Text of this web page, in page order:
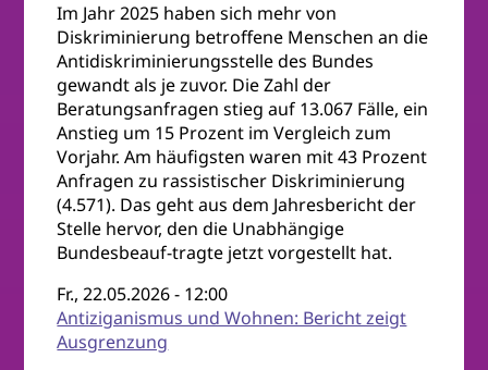
Im Jahr 2025 haben sich mehr von
Diskriminierung betroffene Menschen an die
Antidiskriminierungsstelle des Bundes
gewandt als je zuvor. Die Zahl der
Beratungsanfragen stieg auf 13.067 Fälle, ein
Anstieg um 15 Prozent im Vergleich zum
Vorjahr. Am häufigsten waren mit 43 Prozent
Anfragen zu rassistischer Diskriminierung
(4.571). Das geht aus dem Jahresbericht der
Stelle hervor, den die Unabhängige
Bundesbeauf-tragte jetzt vorgestellt hat.
Fr., 22.05.2026 - 12:00
Antiziganismus und Wohnen: Bericht zeigt
Ausgrenzung